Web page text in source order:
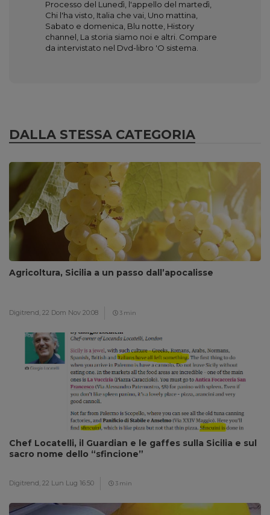
Processo del Lunedì, l'appello del martedì,
Chi l'ha visto, Italia che vai, Uno mattina,
Sabato e domenica, Blu notte, History
channel, La storia siamo noi e altri. Compare
da intervistato nel Dvd-libro 'O sistema.
DALLA STESSA CATEGORIA
Agricoltura, Sicilia a un passo dall’apocalisse
Digitrend, 22 Dom Nov 20:08 3 min
Chef Locatelli, il Guardian e le gaffes sulla Sicilia e sul
sacro nome dello “sfincione”
Digitrend, 22 Lun Lug 16:50 3 min